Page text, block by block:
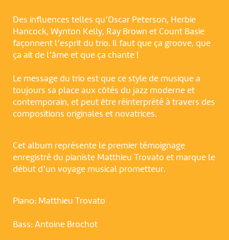
Des influences telles qu’Oscar Peterson, Herbie
Hancock, Wynton Kelly, Ray Brown et Count Basie
façonnent l’esprit du trio. Il faut que ça groove, que
ça ait de l’âme et que ça chante !
Le message du trio est que ce style de musique a
toujours sa place aux côtés du jazz moderne et
contemporain, et peut être réinterprété à travers des
compositions originales et novatrices.
Cet album représente le premier témoignage
enregistré du pianiste Matthieu Trovato et marque le
début d’un voyage musical prometteur.
Piano: Matthieu Trovato
Bass: Antoine Brochot